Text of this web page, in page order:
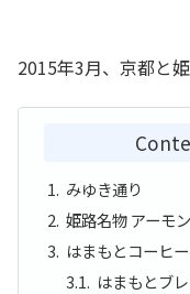
2015年3月、京都と
みゆき通り
姫路名物 アーモ
はまもとコーヒー
はまもとブ